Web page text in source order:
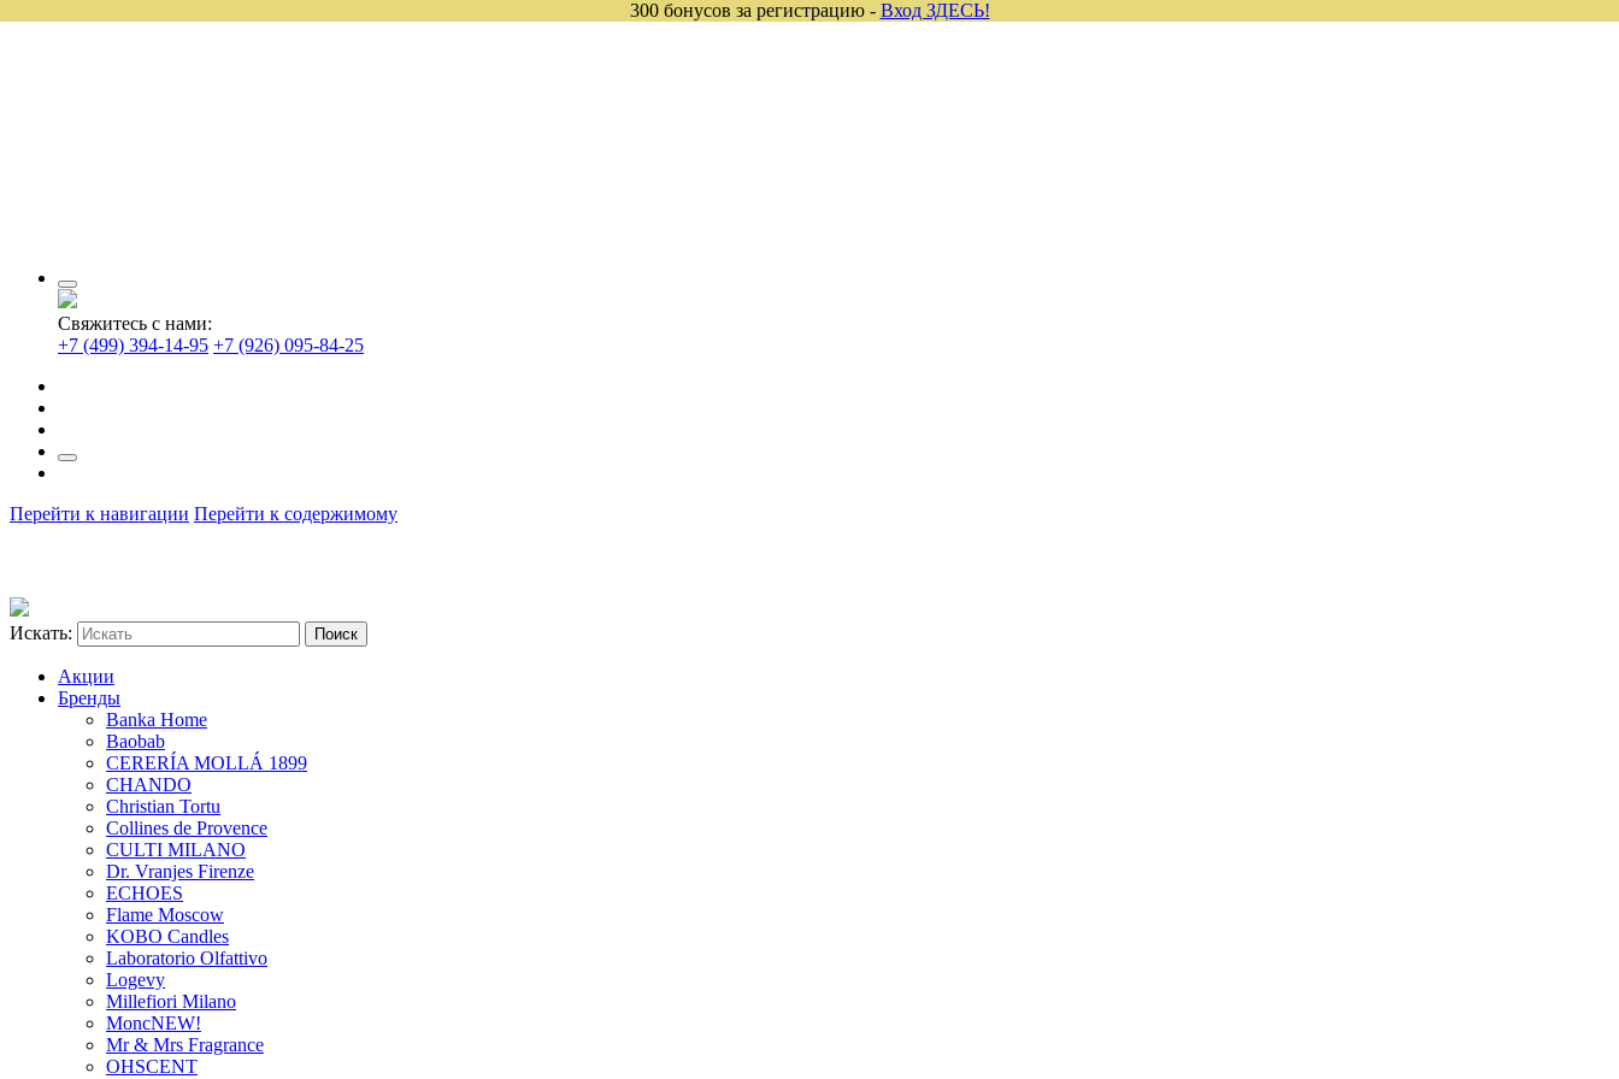
Свяжитесь с нами:
+7 (499) 394-14-95 +7 (926) 095-84-25
Перейти к навигации Перейти к содержимому
Искать:
Акции
Бренды
Banka Home
Baobab
CERERÍA MOLLÁ 1899
CHANDO
Christian Tortu
Collines de Provence
CULTI MILANO
Dr. Vranjes Firenze
ECHOES
Flame Moscow
KOBO Candles
Laboratorio Olfattivo
Logevy
Millefiori Milano
MoncNEW!
Mr & Mrs Fragrance
OHSCENT
300 бонусов за регистрацию - Вход ЗДЕСЬ!